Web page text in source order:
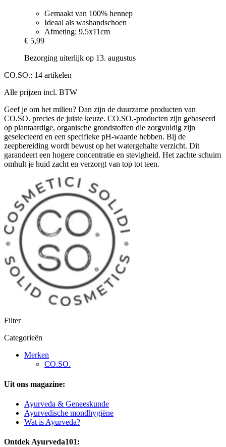
Gemaakt van 100% hennep
Ideaal als washandschoen
Afmeting: 9,5x11cm
€ 5,99
Bezorging uiterlijk op 13. augustus
CO.SO.: 14 artikelen
Alle prijzen incl. BTW
Geef je om het milieu? Dan zijn de duurzame producten van
CO.SO. precies de juiste keuze. CO.SO.-producten zijn gebaseerd
op plantaardige, organische grondstoffen die zorgvuldig zijn
geselecteerd en een specifieke pH-waarde hebben. Bij de
zeepbereiding wordt bewust op het watergehalte verzicht. Dit
garandeert een hogere concentratie en stevigheid. Het zachte schuim
omhult je huid zacht en verzorgt van top tot teen.
Filter
Categorieën
Merken
CO.SO.
Uit ons magazine:
Ayurveda & Geneeskunde
Ayurvedische mondhygiëne
Wat is Ayurveda?
Ontdek Ayurveda101: